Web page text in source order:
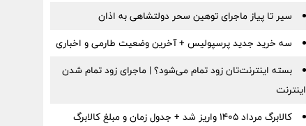
سیر تا پیاز ماجرای توهین سحر دولتشاهی به اذان
سه خرید جدید پرسپولیس + آخرین وضعیت طارمی و اخباری
بسته اینترنت‌تان زود تمام می‌شود؟ | ماجرای زود تمام شدن
اینترنت
کالابرگ مرداد ۱۴۰۵ واریز شد + جدول زمان و مبلغ کالابرگ